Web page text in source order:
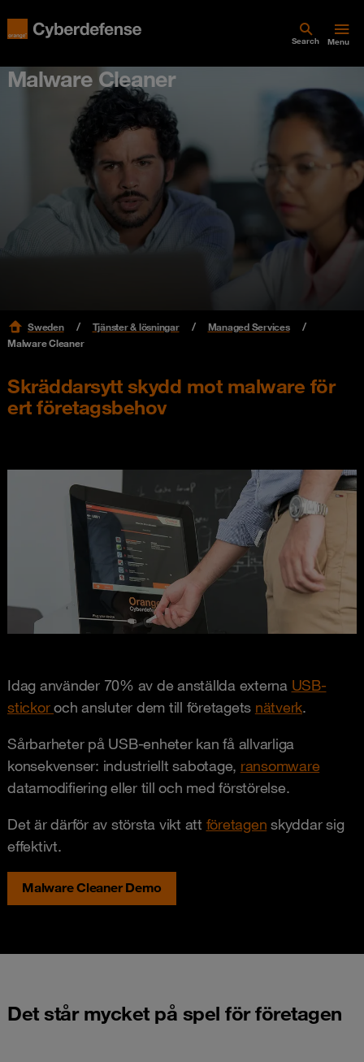
Search Menu
Malware Cleaner
Sweden Tjänster & lösningar
Managed Services
Malware Cleaner
Skräddarsytt skydd mot malware för
ert företagsbehov
Idag använder 70% av de anställda externa USB-
stickoroch ansluter dem till företagets nätverk.
Sårbarheter på USB-enheter kan få allvarliga
konsekvenser: industriellt sabotage, ransomware
datamodifiering eller till och med förstörelse.
Det är därför av största vikt att företagen skyddar sig
effektivt.
Malware Cleaner Demo
Det står mycket på spel för företagen